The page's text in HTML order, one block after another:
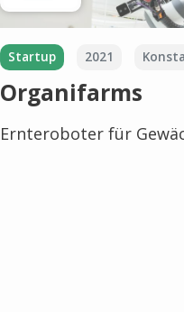
Startup 2021
Organifarms
Ernteroboter für